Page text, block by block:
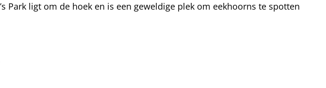
Park ligt om de hoek en is een geweldige plek om eekhoorns te spotten